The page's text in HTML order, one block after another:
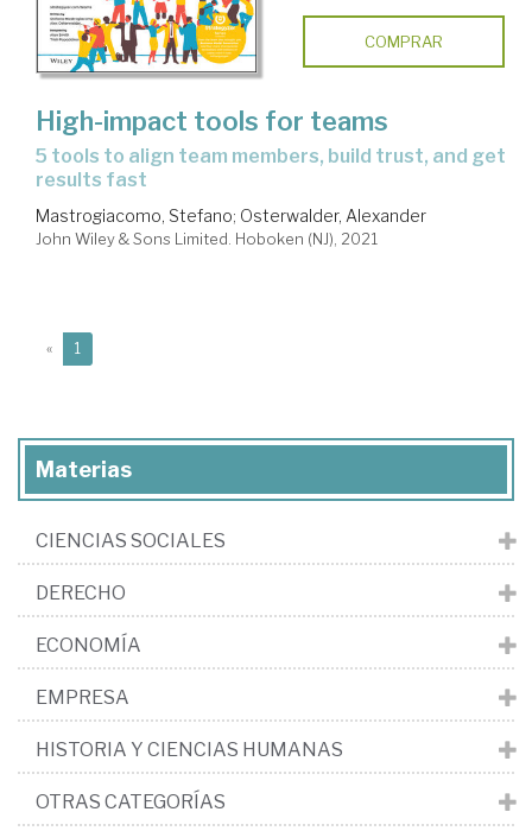
COMPRAR
High-impact tools for teams
5 tools to align team members, build trust, and get
results fast
Mastrogiacomo, Stefano; Osterwalder, Alexander
John Wiley & Sons Limited. Hoboken (NJ), 2021
« 1
Materias
CIENCIAS SOCIALES
DERECHO
ECONOMÍA
EMPRESA
HISTORIA Y CIENCIAS HUMANAS
OTRAS CATEGORÍAS